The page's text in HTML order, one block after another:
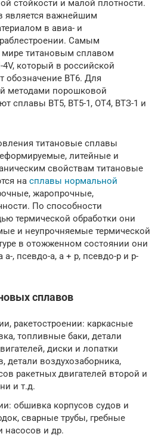
стойкости и малой плотности.
является важнейшим
в авиа- и
Самым
титановым сплавом
4V, который в российской
обозначение ВТ6. Для
методами порошковой
сплавы ВТ5, ВТ5-1, ОТ4, ВТЗ-1 и
титановые сплавы
литейные и
свойствам титановые
на сплавы нормальной
жаропрочные,
По способности
термической обработки они
и неупрочняемые термической
в отожженном состоянии они
, псевдо-а, а + р, псевдо-р и р-
сплавов
ракетостроении: каркасные
топливные баки, детали
диски и лопатки
детали воздухозаборника,
ракетных двигателей второй и
и т.д.
обшивка корпусов судов и
сварные трубы, гребные
насосов и др.